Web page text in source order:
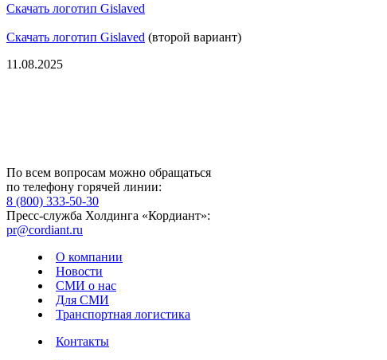
Скачать логотип Gislaved
Скачать логотип Gislaved (второй вариант)
11.08.2025
По всем вопросам можно обращаться
по телефону горячей линии:
8 (800) 333-50-30
Пресс-служба Холдинга «Кордиант»:
pr@cordiant.ru
О компании
Новости
СМИ о нас
Для СМИ
Транспортная логистика
Контакты